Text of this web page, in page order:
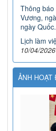
Thông
Vương,
ngày
Lịch làm
10/04/2026
ẢNH HOẠT